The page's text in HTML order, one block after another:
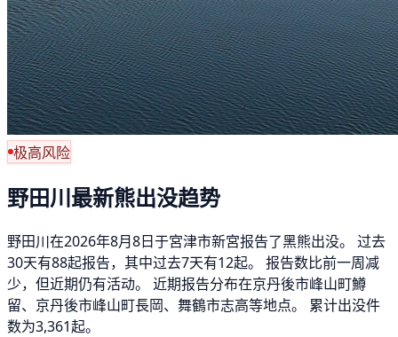
极高风险
野田川最新熊出没趋势
野田川在2026年8月8日于宮津市新宮报告了黑熊出没。 过去
30天有88起报告，其中过去7天有12起。 报告数比前一周减
少，但近期仍有活动。 近期报告分布在京丹後市峰山町鱒
留、京丹後市峰山町長岡、舞鶴市志高等地点。 累计出没件
数为3,361起。